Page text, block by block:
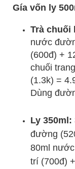
Gía vốn ly
Trà chuối
nước
(600đ) +
chuối
(1.3k) =
Dùng
Ly 350ml:
đường
80ml
trí (700đ)